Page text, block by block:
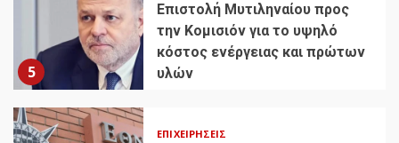
5
Επιστολή Μυτιληναίου προς
την Κομισιόν για το υψηλό
κόστος ενέργειας και πρώτων
υλών
ΕΠΙΧΕΙΡΉΣΕΙΣ